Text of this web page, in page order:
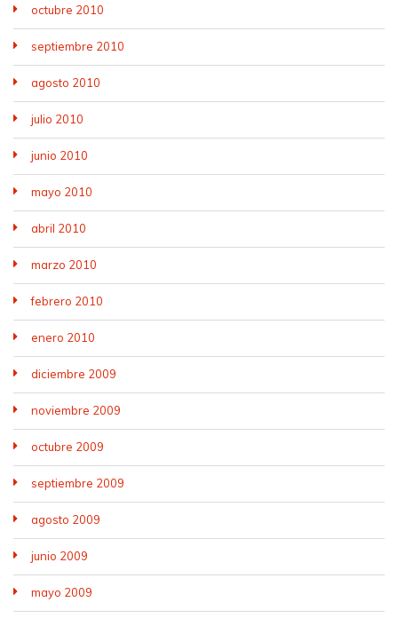
octubre 2010
septiembre 2010
agosto 2010
julio 2010
junio 2010
mayo 2010
abril 2010
marzo 2010
febrero 2010
enero 2010
diciembre 2009
noviembre 2009
octubre 2009
septiembre 2009
agosto 2009
junio 2009
mayo 2009